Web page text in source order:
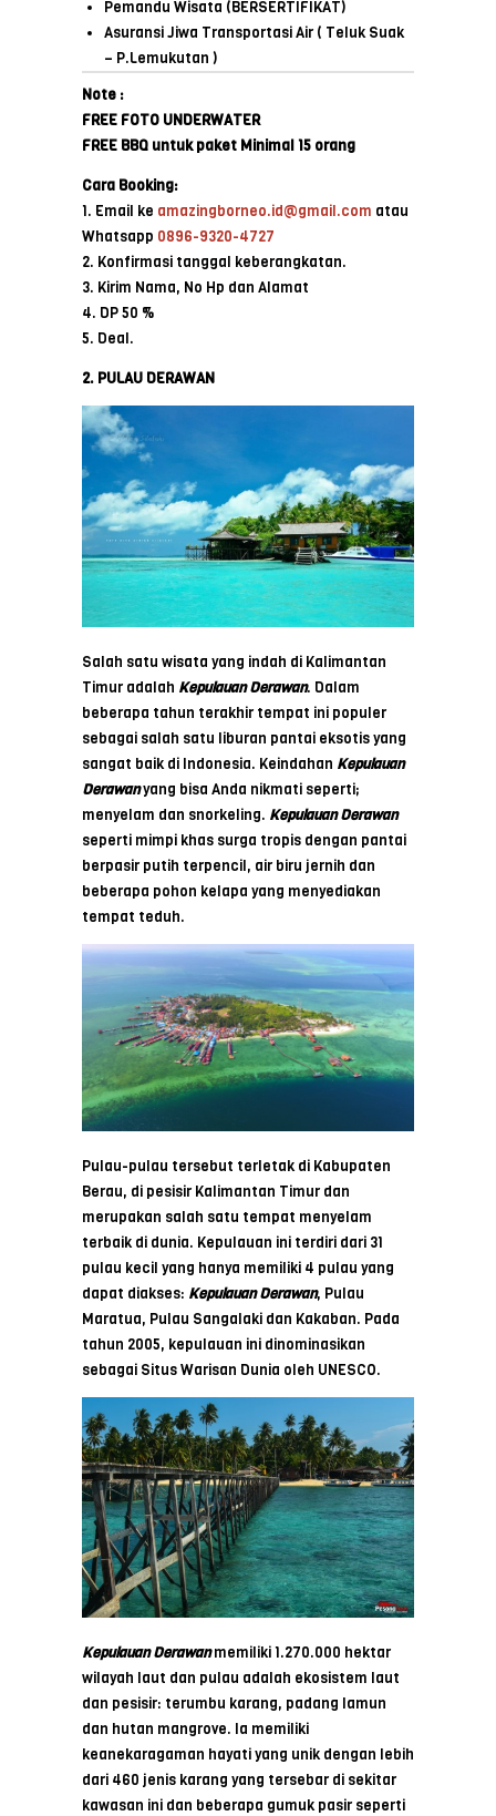
Pemandu Wisata (BERSERTIFIKAT)
Asuransi Jiwa Transportasi Air ( Teluk Suak
– P.Lemukutan )
Note :
FREE FOTO UNDERWATER
FREE BBQ untuk paket Minimal 15 orang
Cara Booking:
1. Email ke amazingborneo.id@gmail.com atau
Whatsapp 0896-9320-4727
2. Konfirmasi tanggal keberangkatan.
3. Kirim Nama, No Hp dan Alamat
4. DP 50 %
5. Deal.
2. PULAU DERAWAN
Salah satu wisata yang indah di Kalimantan
Timur adalah Kepulauan Derawan. Dalam
beberapa tahun terakhir tempat ini populer
sebagai salah satu liburan pantai eksotis yang
sangat baik di Indonesia. Keindahan Kepulauan
Derawanyang bisa Anda nikmati seperti;
menyelam dan snorkeling. Kepulauan Derawan
seperti mimpi khas surga tropis dengan pantai
berpasir putih terpencil, air biru jernih dan
beberapa pohon kelapa yang menyediakan
tempat teduh.
Pulau-pulau tersebut terletak di Kabupaten
Berau, di pesisir Kalimantan Timur dan
merupakan salah satu tempat menyelam
terbaik di dunia. Kepulauan ini terdiri dari 31
pulau kecil yang hanya memiliki 4 pulau yang
dapat diakses: Kepulauan Derawan, Pulau
Maratua, Pulau Sangalaki dan Kakaban. Pada
tahun 2005, kepulauan ini dinominasikan
sebagai Situs Warisan Dunia oleh UNESCO.
Kepulauan Derawanmemiliki 1.270.000 hektar
wilayah laut dan pulau adalah ekosistem laut
dan pesisir: terumbu karang, padang lamun
dan hutan mangrove. Ia memiliki
keanekaragaman hayati yang unik dengan lebih
dari 460 jenis karang yang tersebar di sekitar
kawasan ini dan beberapa gumuk pasir seperti